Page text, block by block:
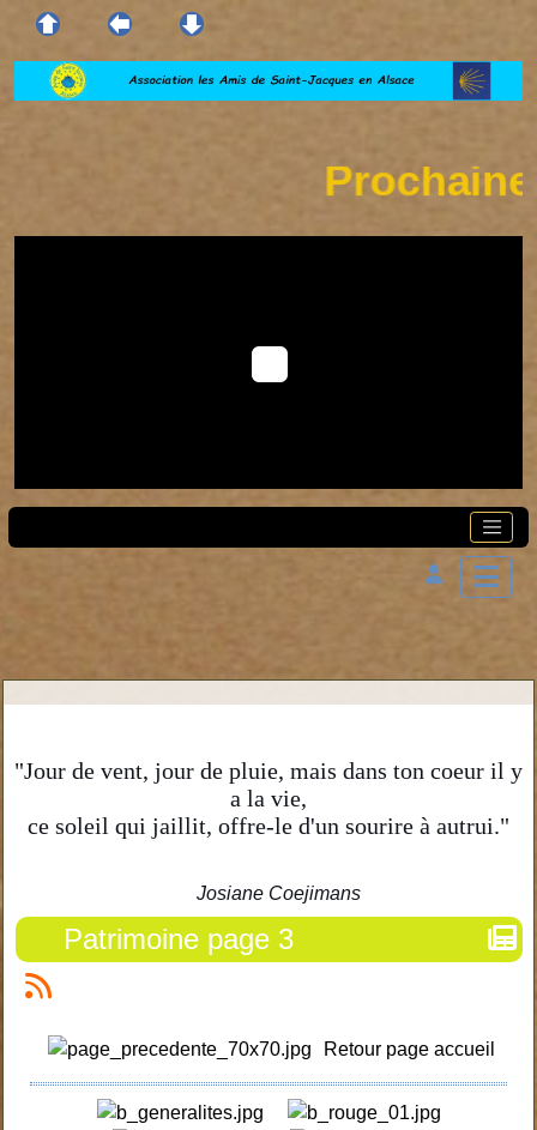
Prochaine
"Jour de vent, jour de pluie, mais dans ton coeur il y
a la vie,
ce soleil qui jaillit, offre-le d'un sourire à autrui."
Josiane Coejimans
Patrimoine page 3
Retour page accueil